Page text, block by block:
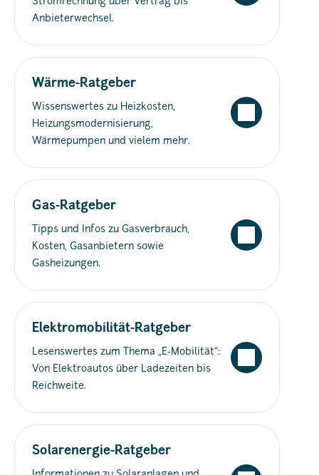
Anbieterwechsel.
Wärme-Ratgeber
Wissenswertes zu Heizkosten,
Heizungsmodernisierung,
Wärmepumpen und vielem mehr.
Gas-Ratgeber
Tipps und Infos zu Gasverbrauch,
Kosten, Gasanbietern sowie
Gasheizungen.
Elektromobilität-Ratgeber
Lesenswertes zum Thema „E-Mobilität“:
Von Elektroautos über Ladezeiten bis
Reichweite.
Solarenergie-Ratgeber